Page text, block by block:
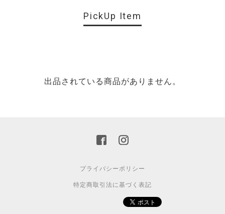
PickUp Item
出品されている商品がありません。
プライバシーポリシー
特定商取引法に基づく表記